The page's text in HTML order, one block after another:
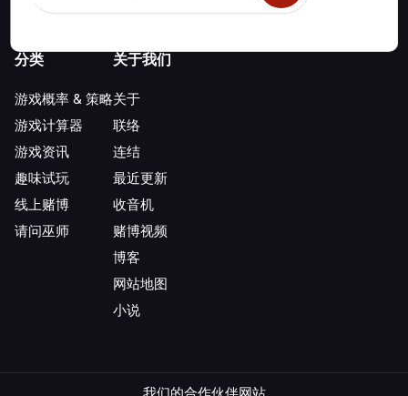
分类
游戏概率 & 策略
游戏计算器
游戏资讯
趣味试玩
线上赌博
请问巫师
关于我们
关于
联络
连结
最近更新
收音机
赌博视频
博客
网站地图
小说